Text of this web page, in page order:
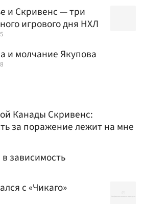
и Скривенс — три
игрового дня НХЛ
и молчание Якупова
Канады Скривенс:
за поражение лежит на мне
зависимость
с «Чикаго»